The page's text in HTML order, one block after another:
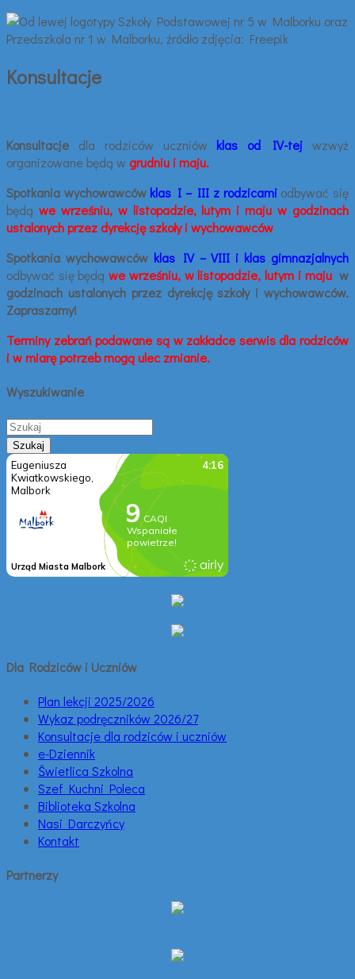
Konsultacje
Konsultacje dla rodziców uczniów klas od IV-tej wzwyż
organizowane będą w grudniu i maju.
Spotkania wychowawcówklas I – III z rodzicamiodbywać się
będą we wrześniu, w listopadzie, lutym i maju w godzinach
ustalonych przez dyrekcję szkoły i wychowawców
Spotkania wychowawcówklas IV– VIII i klas gimnazjalnych
odbywać się będąwe wrześniu, w listopadzie, lutym i majuw
godzinach ustalonych przez dyrekcję szkoły i wychowawców.
Zapraszamy!
Terminy zebrań podawane są w zakładce serwis dla rodziców
i w miarę potrzeb mogą ulec zmianie.
Wyszukiwanie
Dla Rodziców i Uczniów
Plan lekcji 2025/2026
Wykaz podręczników 2026/27
Konsultacje dla rodziców i uczniów
e-Dziennik
Świetlica Szkolna
Szef Kuchni Poleca
Biblioteka Szkolna
Nasi Darczyńcy
Kontakt
Partnerzy